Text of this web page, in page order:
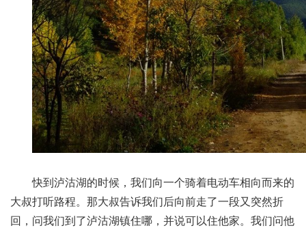
快到泸沽湖的时候，我们向一个骑着电动车相向而来的
大叔打听路程。那大叔告诉我们后向前走了一段又突然折
回，问我们到了泸沽湖镇住哪，并说可以住他家。我们问他